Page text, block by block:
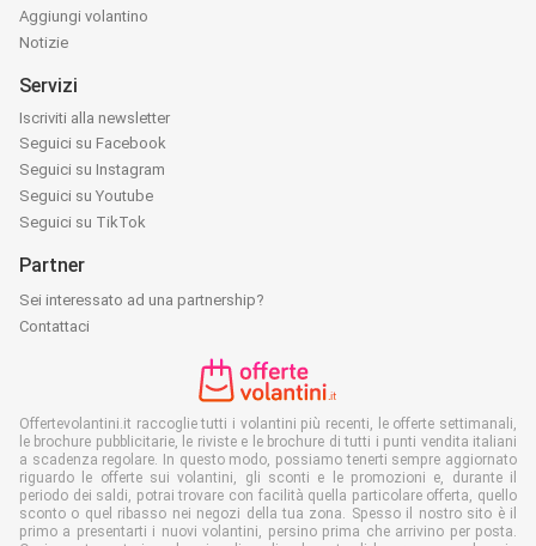
Aggiungi volantino
Notizie
Servizi
Iscriviti alla newsletter
Seguici su Facebook
Seguici su Instagram
Seguici su Youtube
Seguici su TikTok
Partner
Sei interessato ad una partnership?
Contattaci
Offertevolantini.it raccoglie tutti i volantini più recenti, le offerte settimanali,
le brochure pubblicitarie, le riviste e le brochure di tutti i punti vendita italiani
a scadenza regolare. In questo modo, possiamo tenerti sempre aggiornato
riguardo le offerte sui volantini, gli sconti e le promozioni e, durante il
periodo dei saldi, potrai trovare con facilità quella particolare offerta, quello
sconto o quel ribasso nei negozi della tua zona. Spesso il nostro sito è il
primo a presentarti i nuovi volantini, persino prima che arrivino per posta.